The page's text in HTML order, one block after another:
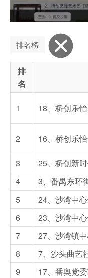
排名榜
排
名
1 18、桥创乐
2 16、桥创乐
3
25、桥创新
4
3、番禺东环
5
24、沙湾中
6
23、沙湾中
7
27、沙湾镇
8
7、沙头曲艺
9
17、番奥党